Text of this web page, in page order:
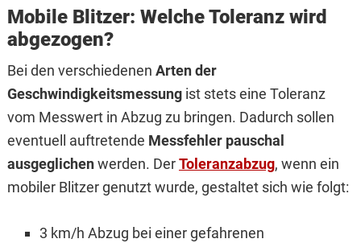
Mobile Blitzer: Welche Toleranz wird
abgezogen?
Bei den verschiedenen Arten der
Geschwindigkeitsmessungist stets eine Toleranz
vom Messwert in Abzug zu bringen. Dadurch sollen
eventuell auftretende Messfehler pauschal
ausgeglichenwerden. DerToleranzabzug, wenn ein
mobiler Blitzer genutzt wurde, gestaltet sich wie folgt:
3 km/h Abzug bei einer gefahrenen